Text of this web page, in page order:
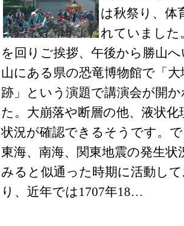
は秋祭り、体
れていました
を回りご挨拶、午後から勝山
山にある県の恐竜博物館で「
跡」という演題で講演会が開
た。大崩落や断層の他、液状
状況が確認できるそうです。
東海、南海、関東地震の発生状
みると似通った時期に活動し
り、近年では1707年18…